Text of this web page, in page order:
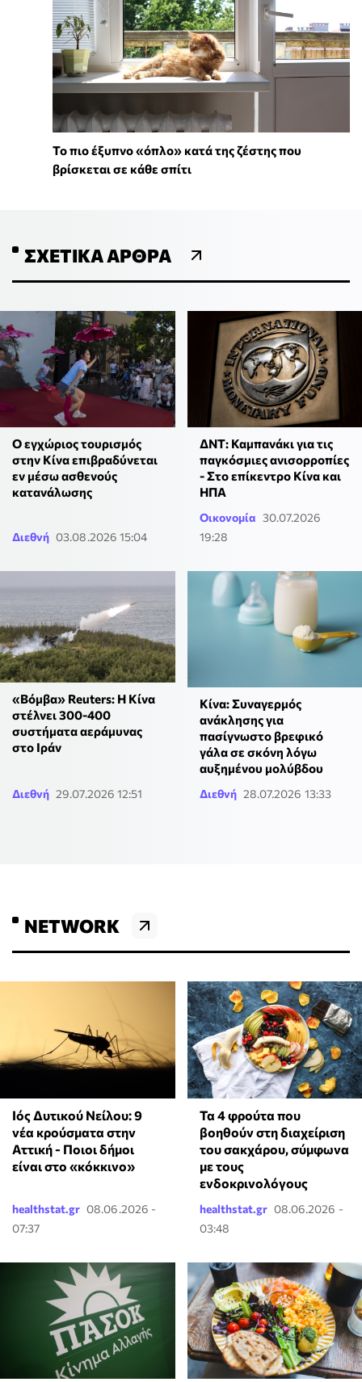
To πιο έξυπνο «όπλο» κατά της ζέστης που
βρίσκεται σε κάθε σπίτι
ΣΧΕΤΙΚΆ ΆΡΘΡΑ
Ο εγχώριος τουρισμός
στην Κίνα επιβραδύνεται
εν μέσω ασθενούς
κατανάλωσης
Διεθνή 03.08.2026 15:04
ΔΝΤ: Καμπανάκι για τις
παγκόσμιες ανισορροπίες
- Στο επίκεντρο Κίνα και
ΗΠΑ
Οικονομία 30.07.2026
19:28
«Βόμβα» Reuters: Η Κίνα
στέλνει 300-400
συστήματα αεράμυνας
στο Ιράν
Διεθνή 29.07.2026 12:51
Κίνα: Συναγερμός
ανάκλησης για
πασίγνωστο βρεφικό
γάλα σε σκόνη λόγω
αυξημένου μολύβδου
Διεθνή 28.07.2026 13:33
NETWORK
Ιός Δυτικού Νείλου: 9
νέα κρούσματα στην
Αττική - Ποιοι δήμοι
είναι στο «κόκκινο»
healthstat.gr 08.06.2026 -
07:37
Τα 4 φρούτα που
βοηθούν στη διαχείριση
του σακχάρου, σύμφωνα
με τους
ενδοκρινολόγους
healthstat.gr 08.06.2026 -
03:48